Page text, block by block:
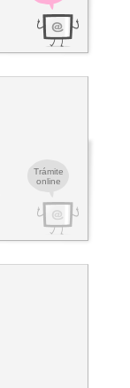
Trámite
online